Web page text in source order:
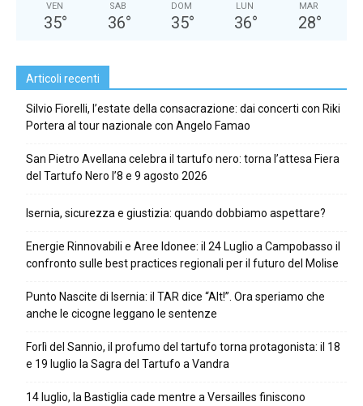
VEN
35°
SAB
36°
DOM
35°
LUN
36°
MAR
28°
Articoli recenti
Silvio Fiorelli, l’estate della consacrazione: dai concerti con Riki
Portera al tour nazionale con Angelo Famao
San Pietro Avellana celebra il tartufo nero: torna l’attesa Fiera
del Tartufo Nero l’8 e 9 agosto 2026
Isernia, sicurezza e giustizia: quando dobbiamo aspettare?
Energie Rinnovabili e Aree Idonee: il 24 Luglio a Campobasso il
confronto sulle best practices regionali per il futuro del Molise
Punto Nascite di Isernia: il TAR dice “Alt!”. Ora speriamo che
anche le cicogne leggano le sentenze
Forlì del Sannio, il profumo del tartufo torna protagonista: il 18
e 19 luglio la Sagra del Tartufo a Vandra
14 luglio, la Bastiglia cade mentre a Versailles finiscono